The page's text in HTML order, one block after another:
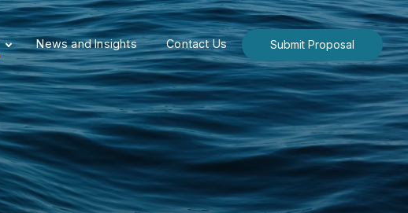
News and Insights Contact Us Submit Proposal